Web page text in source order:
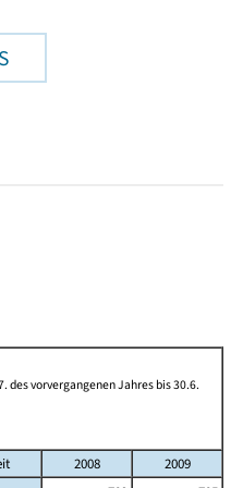
vorvergangenen Jahres bis 30.6.
2008
2009